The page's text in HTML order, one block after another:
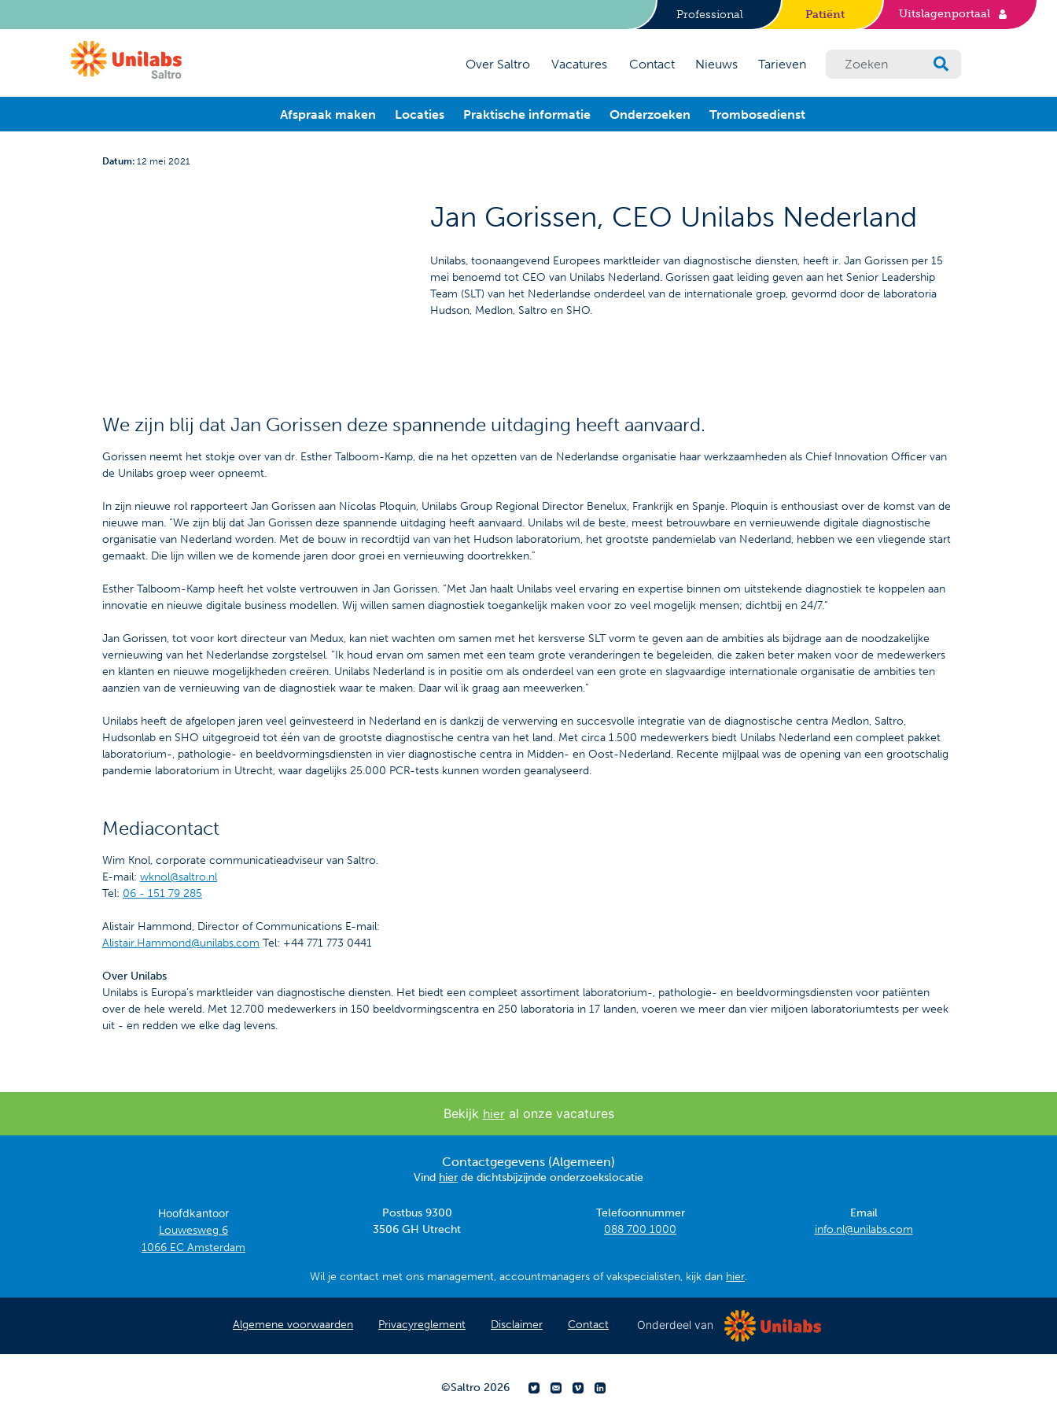
Professional Patiënt Uitslagenportaal
Over Saltro Vacatures Contact Nieuws Tarieven
Afspraak maken Locaties Praktische informatie Onderzoeken Trombosedienst
Datum: 12 mei 2021
Jan Gorissen, CEO Unilabs Nederland
Unilabs, toonaangevend Europees marktleider van diagnostische diensten, heeft ir. Jan Gorissen per 15
mei benoemd tot CEO van Unilabs Nederland. Gorissen gaat leiding geven aan het Senior Leadership
Team (SLT) van het Nederlandse onderdeel van de internationale groep, gevormd door de laboratoria
Hudson, Medlon, Saltro en SHO.
We zijn blij dat Jan Gorissen deze spannende uitdaging heeft aanvaard.
Gorissen neemt het stokje over van dr. Esther Talboom-Kamp, die na het opzetten van de Nederlandse organisatie haar werkzaamheden als Chief Innovation Officer van
de Unilabs groep weer opneemt.
In zijn nieuwe rol rapporteert Jan Gorissen aan Nicolas Ploquin, Unilabs Group Regional Director Benelux, Frankrijk en Spanje. Ploquin is enthousiast over de komst van de
nieuwe man. “We zijn blij dat Jan Gorissen deze spannende uitdaging heeft aanvaard. Unilabs wil de beste, meest betrouwbare en vernieuwende digitale diagnostische
organisatie van Nederland worden. Met de bouw in recordtijd van van het Hudson laboratorium, het grootste pandemielab van Nederland, hebben we een vliegende start
gemaakt. Die lijn willen we de komende jaren door groei en vernieuwing doortrekken.”
Esther Talboom-Kamp heeft het volste vertrouwen in Jan Gorissen. “Met Jan haalt Unilabs veel ervaring en expertise binnen om uitstekende diagnostiek te koppelen aan
innovatie en nieuwe digitale business modellen. Wij willen samen diagnostiek toegankelijk maken voor zo veel mogelijk mensen; dichtbij en 24/7.”
Jan Gorissen, tot voor kort directeur van Medux, kan niet wachten om samen met het kersverse SLT vorm te geven aan de ambities als bijdrage aan de noodzakelijke
vernieuwing van het Nederlandse zorgstelsel. “Ik houd ervan om samen met een team grote veranderingen te begeleiden, die zaken beter maken voor de medewerkers
en klanten en nieuwe mogelijkheden creëren. Unilabs Nederland is in positie om als onderdeel van een grote en slagvaardige internationale organisatie de ambities ten
aanzien van de vernieuwing van de diagnostiek waar te maken. Daar wil ik graag aan meewerken.”
Unilabs heeft de afgelopen jaren veel geïnvesteerd in Nederland en is dankzij de verwerving en succesvolle integratie van de diagnostische centra Medlon, Saltro,
Hudsonlab en SHO uitgegroeid tot één van de grootste diagnostische centra van het land. Met circa 1.500 medewerkers biedt Unilabs Nederland een compleet pakket
laboratorium-, pathologie- en beeldvormingsdiensten in vier diagnostische centra in Midden- en Oost-Nederland. Recente mijlpaal was de opening van een grootschalig
pandemie laboratorium in Utrecht, waar dagelijks 25.000 PCR-tests kunnen worden geanalyseerd.
Mediacontact
Wim Knol, corporate communicatieadviseur van Saltro.
E-mail: wknol@saltro.nl
Tel: 06 - 151 79 285
Alistair Hammond, Director of Communications E-mail:
Alistair.Hammond@unilabs.com Tel: +44 771 773 0441
Over Unilabs
Unilabs is Europa’s marktleider van diagnostische diensten. Het biedt een compleet assortiment laboratorium-, pathologie- en beeldvormingsdiensten voor patiënten
over de hele wereld. Met 12.700 medewerkers in 150 beeldvormingscentra en 250 laboratoria in 17 landen, voeren we meer dan vier miljoen laboratoriumtests per week
uit - en redden we elke dag levens.
Bekijk hieral onze vacatures
Contactgegevens (Algemeen)
Vind hier de dichtsbijzijnde onderzoekslocatie
Hoofdkantoor
Louwesweg 6
1066 EC Amsterdam
Postbus 9300
3506 GH Utrecht
Telefoonnummer
088 700 1000
Email
info.nl@unilabs.com
Wil je contact met ons management, accountmanagers of vakspecialisten, kijk dan hier.
Algemene voorwaarden Privacyreglement Disclaimer Contact Onderdeel van
©Saltro 2026